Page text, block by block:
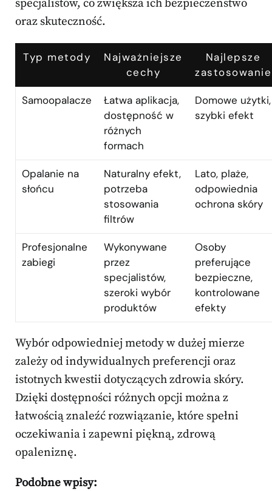
specjalistów, co zwiększa ich bezpieczeństwo
oraz skuteczność.
Typ metody
Najważniejsze
cechy
Najlepsze
zastosowanie
Samoopalacze
Łatwa aplikacja,
dostępność w
różnych
formach
Domowe użytki,
szybki efekt
Opalanie na
słońcu
Naturalny efekt,
potrzeba
stosowania
filtrów
Lato, plaże,
odpowiednia
ochrona skóry
Profesjonalne
zabiegi
Wykonywane
przez
specjalistów,
szeroki wybór
produktów
Osoby
preferujące
bezpieczne,
kontrolowane
efekty
Wybór odpowiedniej metody w dużej mierze
zależy od indywidualnych preferencji oraz
istotnych kwestii dotyczących zdrowia skóry.
Dzięki dostępności różnych opcji można z
łatwością znaleźć rozwiązanie, które spełni
oczekiwania i zapewni piękną, zdrową
opaleniznę.
Podobne wpisy: